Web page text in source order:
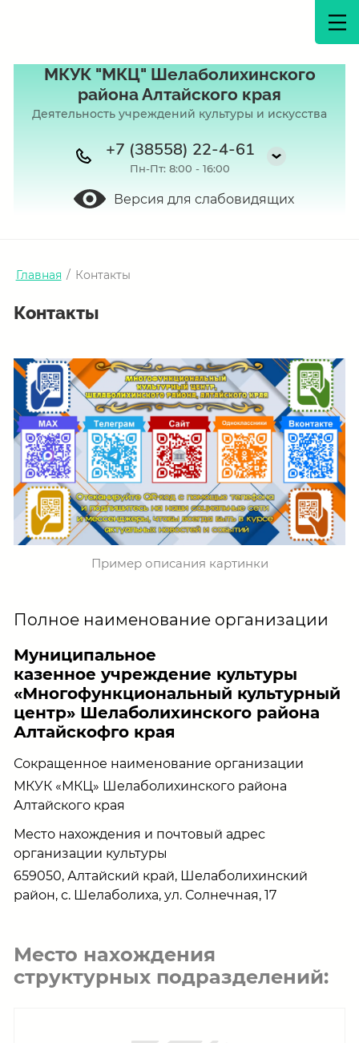
МКУК "МКЦ" Шелаболихинского
района Алтайского края
Деятельность учреждений культуры и искусства
Пн-Пт: 8:00 - 16:00
+7 (38558) 22-4-61
Версия для слабовидящих
Главная / Контакты
Контакты
Пример описания картинки
Полное наименование организации
Муниципальное
казенное учреждение культуры
«Многофункциональный культурный
центр» Шелаболихинского района
Алтайскофго края
Сокращенное наименование организации
МКУК «МКЦ» Шелаболихинского района
Алтайского края
Место нахождения и почтовый адрес
организации культуры
659050, Алтайский край, Шелаболихинский
район, с. Шелаболиха, ул. Солнечная, 17
Место нахождения
структурных подразделений: